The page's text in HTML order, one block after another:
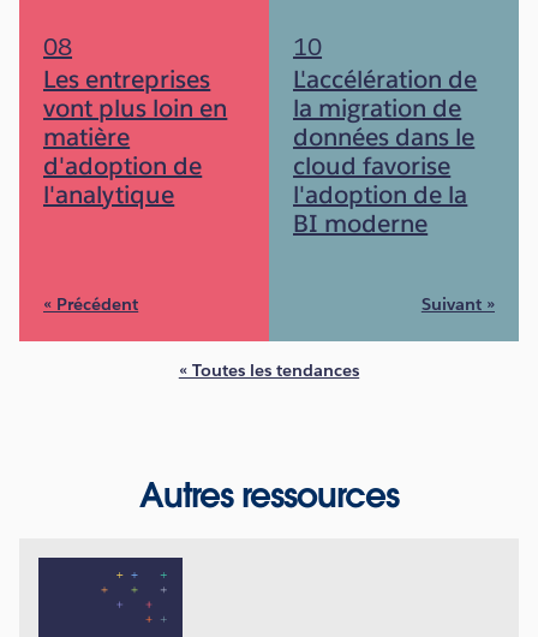
08
Les entreprises
vont plus loin en
matière
d'adoption de
l'analytique
« Précédent
10
L'accélération de
la migration de
données dans le
cloud favorise
l'adoption de la
BI moderne
Suivant »
« Toutes les tendances
Autres ressources